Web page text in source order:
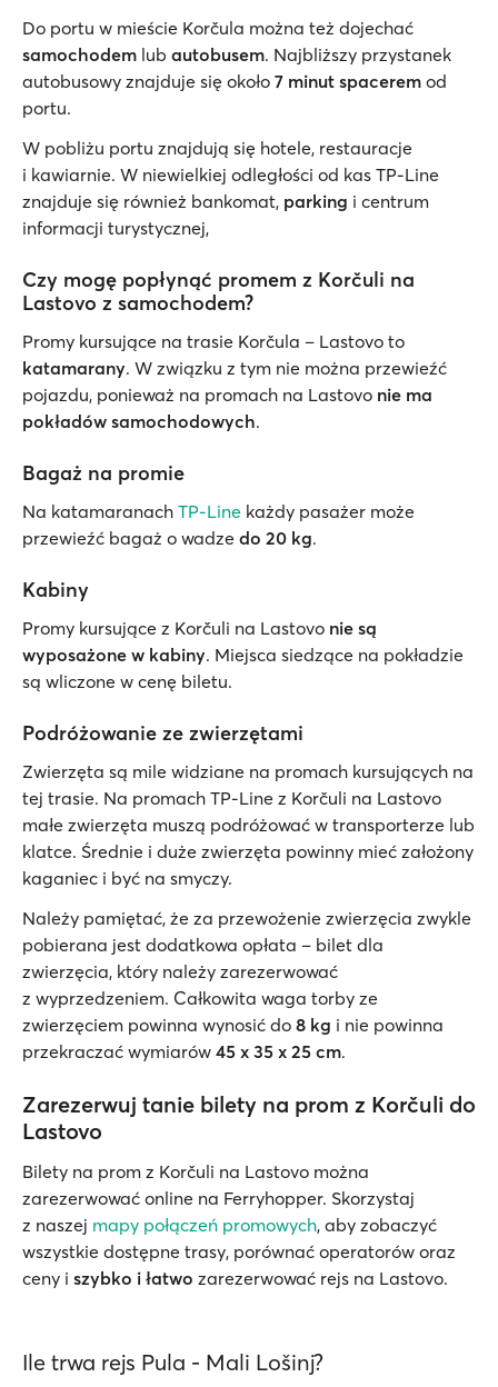
Do portu w mieście Korčula można też dojechać
samochodem lub autobusem. Najbliższy przystanek
autobusowy znajduje się około 7 minut spacerem od
portu.
W pobliżu portu znajdują się hotele, restauracje
i kawiarnie. W niewielkiej odległości od kas TP-Line
znajduje się również bankomat, parking i centrum
informacji turystycznej,
Czy mogę popłynąć promem z Korčuli na
Lastovo z samochodem?
Promy kursujące na trasie Korčula – Lastovo to
katamarany. W związku z tym nie można przewieźć
pojazdu, ponieważ na promach na Lastovo nie ma
pokładów samochodowych.
Bagaż na promie
Na katamaranach TP-Line każdy pasażer może
przewieźć bagaż o wadze do 20 kg.
Kabiny
Promy kursujące z Korčuli na Lastovo nie są
wyposażone w kabiny. Miejsca siedzące na pokładzie
są wliczone w cenę biletu.
Podróżowanie ze zwierzętami
Zwierzęta są mile widziane na promach kursujących na
tej trasie. Na promach TP-Line z Korčuli na Lastovo
małe zwierzęta muszą podróżować w transporterze lub
klatce. Średnie i duże zwierzęta powinny mieć założony
kaganiec i być na smyczy.
Należy pamiętać, że za przewożenie zwierzęcia zwykle
pobierana jest dodatkowa opłata – bilet dla
zwierzęcia, który należy zarezerwować
z wyprzedzeniem. Całkowita waga torby ze
zwierzęciem powinna wynosić do 8 kg i nie powinna
przekraczać wymiarów 45 x 35 x 25 cm.
Zarezerwuj tanie bilety na prom z Korčuli do
Lastovo
Bilety na prom z Korčuli na Lastovo można
zarezerwować online na Ferryhopper. Skorzystaj
z naszej mapy połączeń promowych, aby zobaczyć
wszystkie dostępne trasy, porównać operatorów oraz
ceny i szybko i łatwo zarezerwować rejs na Lastovo.
Ile trwa rejs Pula - Mali Lošinj?